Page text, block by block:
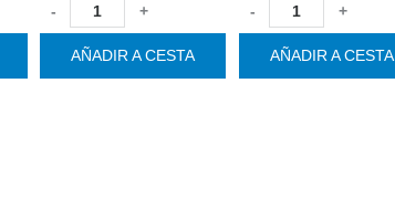
- +
AÑADIR A CESTA
- +
AÑADIR A CESTA